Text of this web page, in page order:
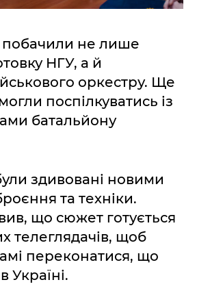
побачили не лише
НГУ, а й
оркестру. Ще
поспілкуватись із
батальйону
здивовані новими
та техніки.
що сюжет готується
телеглядачів, щоб
переконатися, що
Україні.